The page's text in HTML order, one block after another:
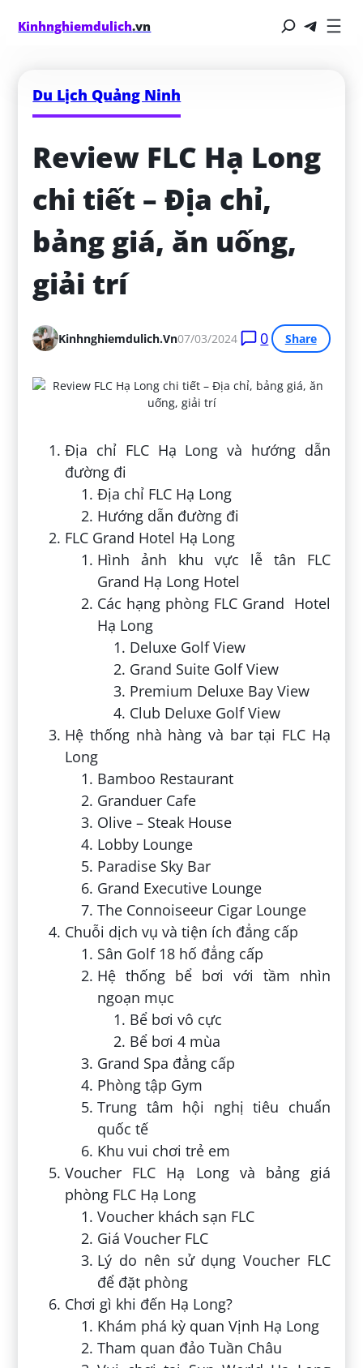
Kinhnghiemdulich.vn
Du Lịch Quảng Ninh
Review FLC Hạ Long
chi tiết – Địa chỉ,
bảng giá, ăn uống,
giải trí
Kinhnghiemdulich.vn07/03/2024 0 Share
Địa chỉ FLC Hạ Long và hướng dẫn
đường đi
Địa chỉ FLC Hạ Long
Hướng dẫn đường đi
FLC Grand Hotel Hạ Long
Hình ảnh khu vực lễ tân FLC
Grand Hạ Long Hotel
Các hạng phòng FLC Grand Hotel
Hạ Long
Deluxe Golf View
Grand Suite Golf View
Premium Deluxe Bay View
Club Deluxe Golf View
Hệ thống nhà hàng và bar tại FLC Hạ
Long
Bamboo Restaurant
Granduer Cafe
Olive – Steak House
Lobby Lounge
Paradise Sky Bar
Grand Executive Lounge
The Connoiseeur Cigar Lounge
Chuỗi dịch vụ và tiện ích đẳng cấp
Sân Golf 18 hố đẳng cấp
Hệ thống bể bơi với tầm nhìn
ngoạn mục
Bể bơi vô cực
Bể bơi 4 mùa
Grand Spa đẳng cấp
Phòng tập Gym
Trung tâm hội nghị tiêu chuẩn
quốc tế
Khu vui chơi trẻ em
Voucher FLC Hạ Long và bảng giá
phòng FLC Hạ Long
Voucher khách sạn FLC
Giá Voucher FLC
Lý do nên sử dụng Voucher FLC
để đặt phòng
Chơi gì khi đến Hạ Long?
Khám phá kỳ quan Vịnh Hạ Long
Tham quan đảo Tuần Châu